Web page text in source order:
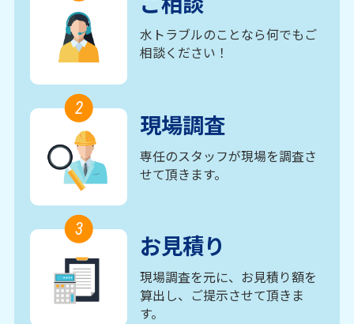
水トラブルのことなら何でもご
相談ください！
2
現場調査
専任のスタッフが現場を調査さ
せて頂きます。
3
お見積り
現場調査を元に、お見積り額を
算出し、ご提示させて頂きま
す。